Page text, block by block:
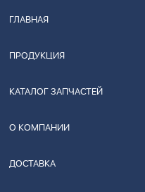
ГЛАВНАЯ
ПРОДУКЦИЯ
КАТАЛОГ ЗАПЧАСТЕЙ
О КОМПАНИИ
ДОСТАВКА